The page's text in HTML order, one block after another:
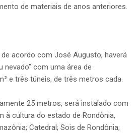
de materiais de anos anteriores.
acordo com José Augusto, haverá
nevado” com uma área de
e três túneis, de três metros cada.
25 metros, será instalado com
à cultura do estado de Rondônia,
Catedral; Sois de Rondônia;